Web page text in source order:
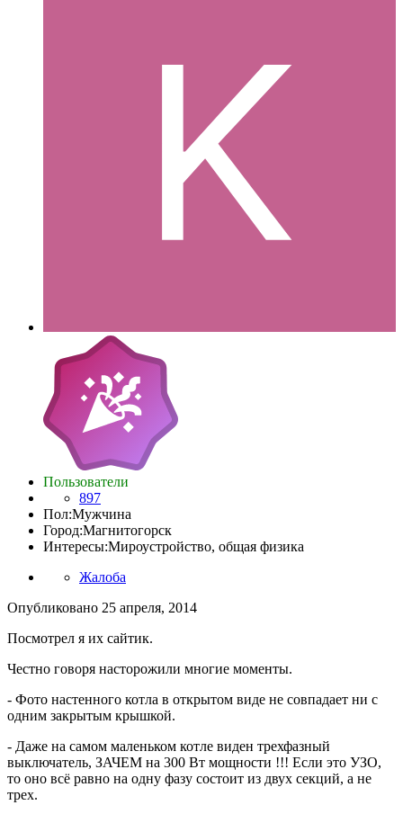
Пользователи
897
Пол:Мужчина
Город:Магнитогорск
Интересы:Мироустройство, общая физика
Жалоба
Опубликовано 25 апреля, 2014
Посмотрел я их сайтик.
Честно говоря насторожили многие моменты.
- Фото настенного котла в открытом виде не совпадает ни с
одним закрытым крышкой.
- Даже на самом маленьком котле виден трехфазный
выключатель, ЗАЧЕМ на 300 Вт мощности !!! Если это УЗО,
то оно всё равно на одну фазу состоит из двух секций, а не
трех.